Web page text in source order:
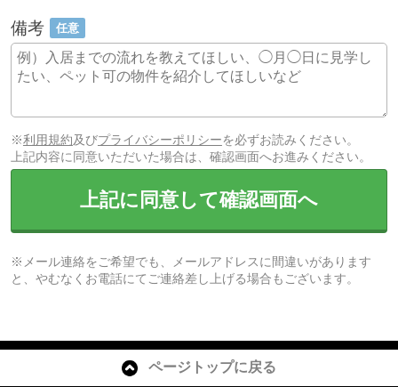
備考 任意
※利用規約及びプライバシーポリシーを必ずお読みください。
上記内容に同意いただいた場合は、確認画面へお進みください。
上記に同意して確認画面へ
※メール連絡をご希望でも、メールアドレスに間違いがあります
と、やむなくお電話にてご連絡差し上げる場合もございます。
ページトップに戻る